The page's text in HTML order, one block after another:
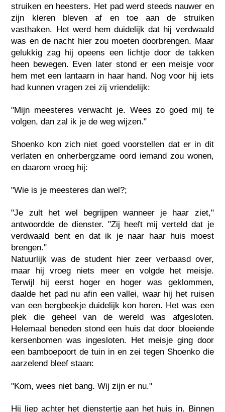
struiken en heesters. Het pad werd steeds nauwer en
zijn kleren bleven af en toe aan de struiken
vasthaken. Het werd hem duidelijk dat hij verdwaald
was en de nacht hier zou moeten doorbrengen. Maar
gelukkig zag hij opeens een lichtje door de takken
heen bewegen. Even later stond er een meisje voor
hem met een lantaarn in haar hand. Nog voor hij iets
had kunnen vragen zei zij vriendelijk:
"Mijn meesteres verwacht je. Wees zo goed mij te
volgen, dan zal ik je de weg wijzen."
Shoenko kon zich niet goed voorstellen dat er in dit
verlaten en onherbergzame oord iemand zou wonen,
en daarom vroeg hij:
"Wie is je meesteres dan wel?;
"Je zult het wel begrijpen wanneer je haar ziet,"
antwoordde de dienster. "Zij heeft mij verteld dat je
verdwaald bent en dat ik je naar haar huis moest
brengen."
Natuurlijk was de student hier zeer verbaasd over,
maar hij vroeg niets meer en volgde het meisje.
Terwijl hij eerst hoger en hoger was geklommen,
daalde het pad nu afin een vallei, waar hij het ruisen
van een bergbeekje duidelijk kon horen. Het was een
plek die geheel van de wereld was afgesloten.
Helemaal beneden stond een huis dat door bloeiende
kersenbomen was ingesloten. Het meisje ging door
een bamboepoort de tuin in en zei tegen Shoenko die
aarzelend bleef staan:
"Kom, wees niet bang. Wij zijn er nu."
Hij liep achter het dienstertje aan het huis in. Binnen